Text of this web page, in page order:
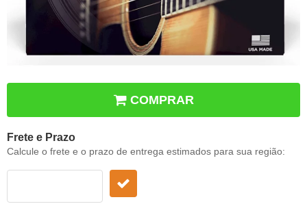
COMPRAR
Frete e Prazo
Calcule o frete e o prazo de entrega estimados para sua região: